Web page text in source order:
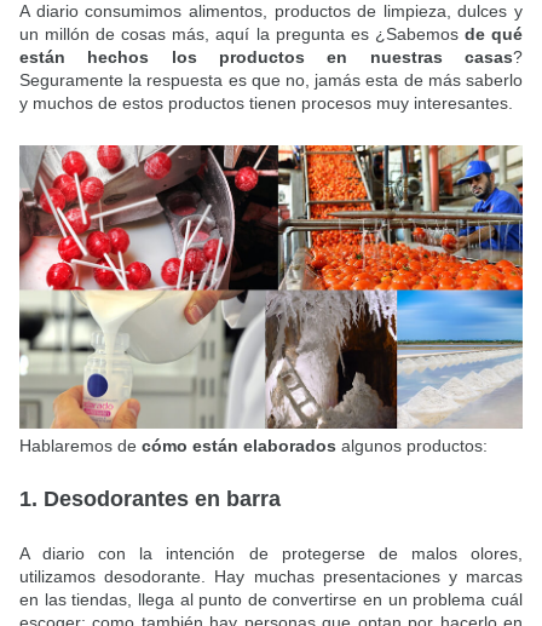
A diario consumimos alimentos, productos de limpieza, dulces y
un millón de cosas más, aquí la pregunta es ¿Sabemos de qué
están hechos los productos en nuestras casas?
Seguramente la respuesta es que no, jamás esta de más saberlo
y muchos de estos productos tienen procesos muy interesantes.
Hablaremos de cómo están elaborados algunos productos:
1. Desodorantes en barra
A diario con la intención de protegerse de malos olores,
utilizamos desodorante. Hay muchas presentaciones y marcas
en las tiendas, llega al punto de convertirse en un problema cuál